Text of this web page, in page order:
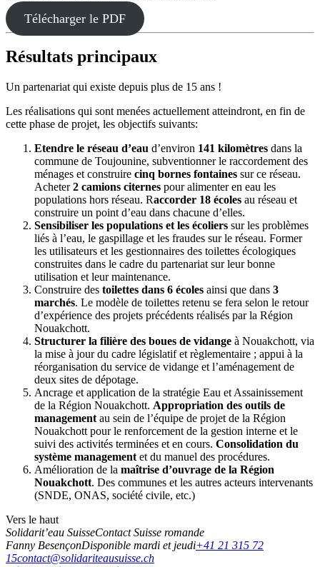
Télécharger le PDF
Résultats principaux
Un partenariat qui existe depuis plus de 15 ans !
Les réalisations qui sont menées actuellement atteindront, en fin de
cette phase de projet, les objectifs suivants:
Etendre le réseau d’eau d’environ 141 kilomètres dans la
commune de Toujounine, subventionner le raccordement des
ménages et construire cinq bornes fontaines sur ce réseau.
Acheter2 camions citernes pour alimenter en eau les
populations hors réseau. Raccorder 18 écoles au réseau et
construire un point d’eau dans chacune d’elles.
Sensibiliser les populations et les écoliers sur les problèmes
liés à l’eau, le gaspillage et les fraudes sur le réseau. Former
les utilisateurs et les gestionnaires des toilettes écologiques
construites dans le cadre du partenariat sur leur bonne
utilisation et leur maintenance.
Construire des toilettes dans 6 écoles ainsi que dans 3
marchés. Le modèle de toilettes retenu se fera selon le retour
d’expérience des projets précédents réalisés par la Région
Nouakchott.
Structurer la filière des boues de vidange à Nouakchott, via
la mise à jour du cadre législatif et règlementaire ; appui à la
réorganisation du service de vidange et l’aménagement de
deux sites de dépotage.
Ancrage et application de la stratégie Eau et Assainissement
de la Région Nouakchott. Appropriation des outils de
management au sein de l’équipe de projet de la Région
Nouakchott pour le renforcement de la gestion interne et le
suivi des activités terminées et en cours. Consolidation du
système management et du manuel des procédures.
Amélioration de la maîtrise d’ouvrage de la Région
Nouakchott. Des communes et les autres acteurs intervenants
(SNDE, ONAS, société civile, etc.)
Vers le haut
Solidarit’eau SuisseContact Suisse romande
Fanny BesençonDisponible mardi et jeudi+41 21 315 72
15contact@solidariteausuisse.ch